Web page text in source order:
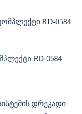
RD-0584